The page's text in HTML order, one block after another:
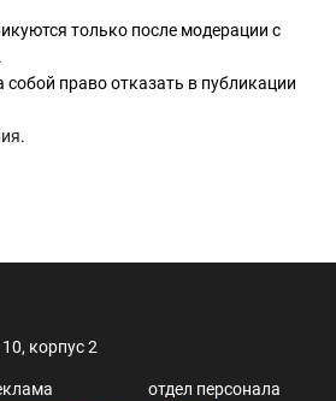
только после модерации с
собой право отказать в публикации
.
корпус 2
отдел персонала